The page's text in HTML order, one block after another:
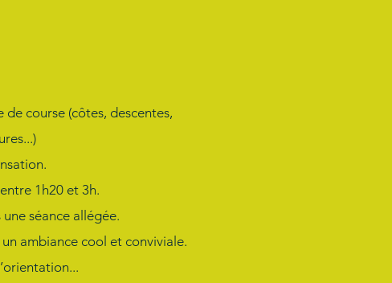
course (côtes, descentes,
1h20 et 3h.
séance allégée.
ambiance cool et conviviale.